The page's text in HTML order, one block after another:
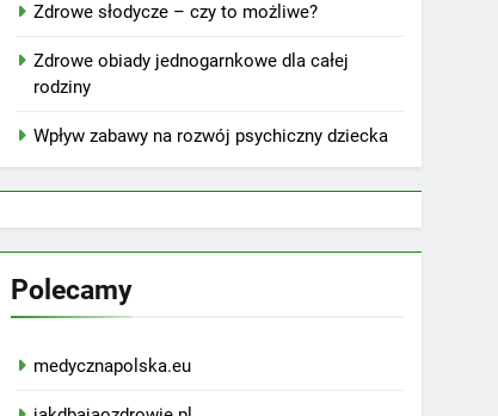
Zdrowe słodycze – czy to możliwe?
Zdrowe obiady jednogarnkowe dla całej
rodziny
Wpływ zabawy na rozwój psychiczny dziecka
Polecamy
medycznapolska.eu